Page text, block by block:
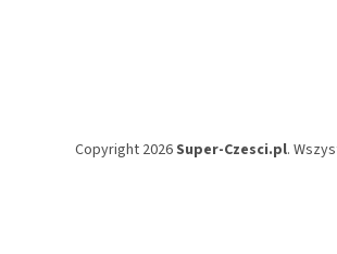
Copyright 2026Super-Czesci.pl.